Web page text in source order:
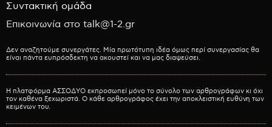
Συντακτική ομάδα
Επικοινωνία στο talk@1-2.gr
Δεν αναζητούμε συνεργάτες. Μία πρωτότυπη ιδέα όμως περί συνεργασίας θα
είναι πάντα ευπρόσδεκτη να ακουστεί και να μας διαψεύσει.
Η πλατφόρμα ΑΣΣΟΔΥΟ εκπροσωπεί μόνο το σύνολο των αρθρογράφων κι όχι
τον καθένα ξεχωριστά. Ο κάθε αρθρογράφος έχει την αποκλειστική ευθύνη των
κειμένων του.